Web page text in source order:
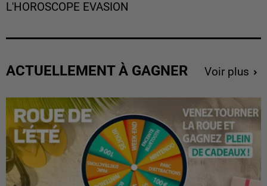
L'HOROSCOPE EVASION
ACTUELLEMENT À GAGNER Voir plus